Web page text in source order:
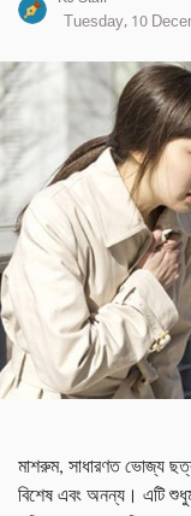
Tuesday, 10
মাশরুম, সাধারণত ভোজ্য
বিশেষ এবং অনন্য। এটি